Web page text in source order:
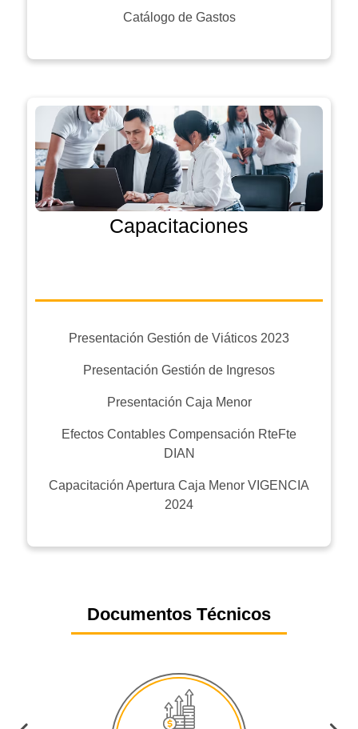
Catálogo de Gastos
Capacitaciones
Presentación Gestión de Viáticos 2023
Presentación Gestión de Ingresos
Presentación Caja Menor
Efectos Contables Compensación RteFte
DIAN
Capacitación Apertura Caja Menor VIGENCIA
2024
Documentos Técnicos